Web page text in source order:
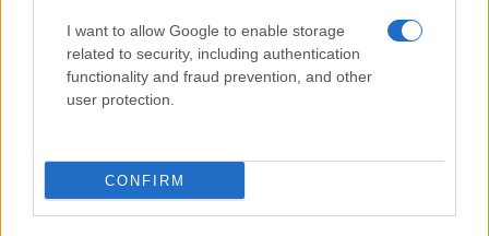
I want to allow Google to enable storage
related to security, including authentication
functionality and fraud prevention, and other
user protection.
CONFIRM